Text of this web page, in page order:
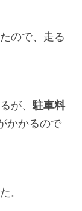
ので、走る
が、駐車料
かかるので
。